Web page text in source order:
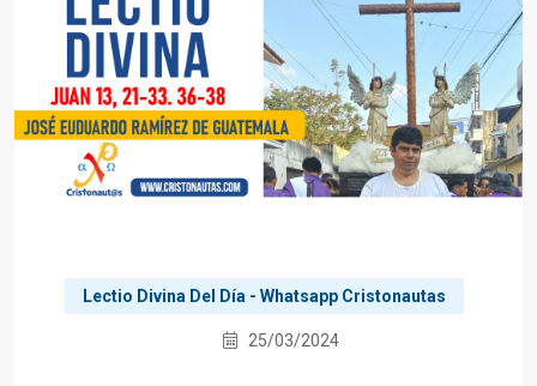
Lectio Divina Del Día - Whatsapp Cristonautas
25/03/2024